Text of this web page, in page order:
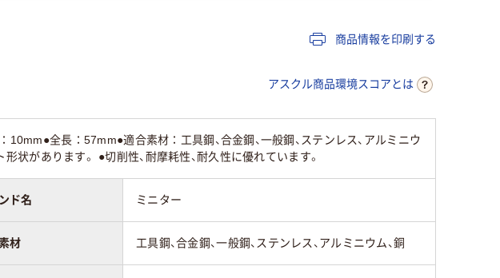
商品情報を印刷する
アスクル商品環境スコアとは
全長：57mm●適合素材：工具鋼、合金鋼、一般鋼、ステンレス、アルミニウ
状があります。 ●切削性、耐摩耗性、耐久性に優れています。
ド名 ミニター
材 工具鋼、合金鋼、一般鋼、ステンレス、アルミニウム、銅